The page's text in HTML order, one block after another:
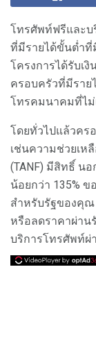
โทรศัพท์ฟรีและบ
ที่มีรายได้ขั้นต่ำที่
โครงการได้รับเ
ครอบครัวที่มีราย
โทรคมนาคมที่ไ
โดยทั่วไปแล้วคร
เช่นความช่วยเห
(TANF) มีสิทธิ์
น้อยกว่า 135%
สำหรับรัฐของคุณ
หรือลดราคาผ่าน
บริการโทรศัพท์ผ่